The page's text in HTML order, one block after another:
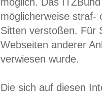
möglich. Das
möglicherweise straf-
Sitten verstoßen. Für
Webseiten anderer
verwiesen wurde.
Die sich auf diesen